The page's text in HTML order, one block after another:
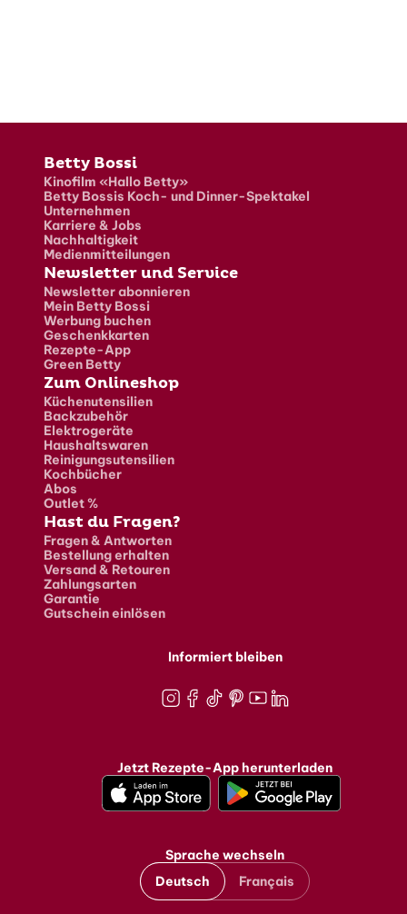
Fusszeile
Betty Bossi
Kinofilm «Hallo Betty»
Betty Bossis Koch- und Dinner-Spektakel
Unternehmen
Karriere & Jobs
Nachhaltigkeit
Medienmitteilungen
Newsletter und Service
Newsletter abonnieren
Mein Betty Bossi
Werbung buchen
Geschenkkarten
Rezepte-App
Green Betty
Zum Onlineshop
Küchenutensilien
Backzubehör
Elektrogeräte
Haushaltswaren
Reinigungsutensilien
Kochbücher
Abos
Outlet %
Hast du Fragen?
Fragen & Antworten
Bestellung erhalten
Versand & Retouren
Zahlungsarten
Garantie
Gutschein einlösen
Informiert bleiben
Jetzt Rezepte-App herunterladen
Sprache wechseln
Deutsch
Français